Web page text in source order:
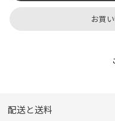
お買
配送と送料